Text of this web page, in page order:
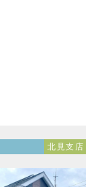
北見支店